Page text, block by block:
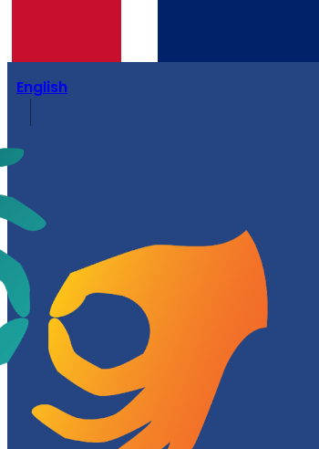
English